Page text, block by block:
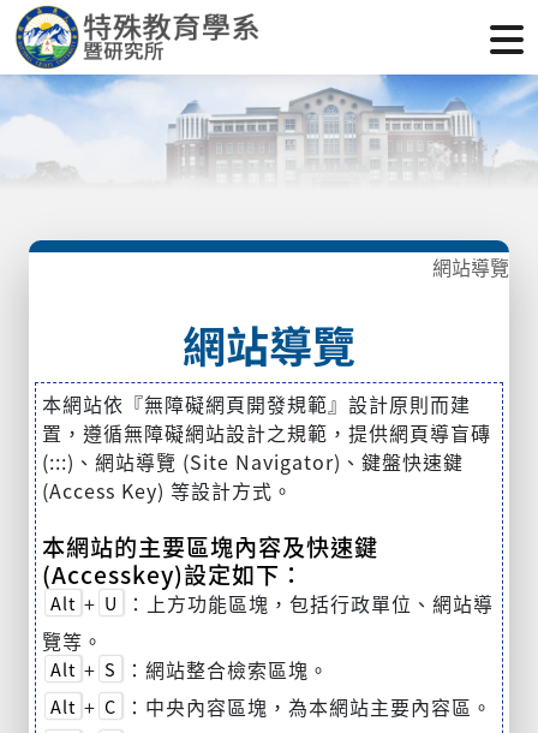
網站導覽
網站導覽
本網站依『無障礙網頁開發規範』設計原則而建
置，遵循無障礙網站設計之規範，提供網頁導盲磚
(:::)、網站導覽 (Site Navigator)、鍵盤快速鍵
(Access Key) 等設計方式。
本網站的主要區塊內容及快速鍵
(Accesskey)設定如下：
Alt + U
：上方功能區塊，包括行政單位、網站導
覽等。
Alt + S ：網站整合檢索區塊。
Alt + C ：中央內容區塊，為本網站主要內容區。